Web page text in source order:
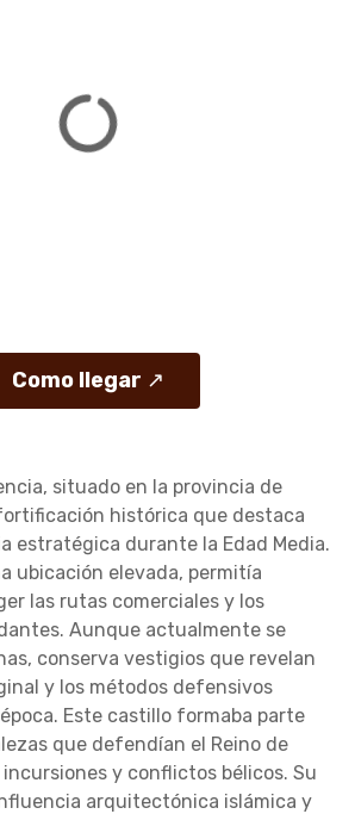
Como llegar ↗
situado en la provincia de
histórica que destaca
estratégica durante la Edad Media.
ubicación elevada, permitía
las rutas comerciales y los
Aunque actualmente se
conserva vestigios que revelan
y los métodos defensivos
Este castillo formaba parte
que defendían el Reino de
y conflictos bélicos. Su
arquitectónica islámica y